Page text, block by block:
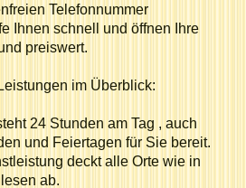
Telefonnummer
Ihnen schnell und öffnen Ihre
preiswert.
im Überblick:
24 Stunden am Tag , auch
und Feiertagen für Sie bereit.
deckt alle Orte wie in
ab.